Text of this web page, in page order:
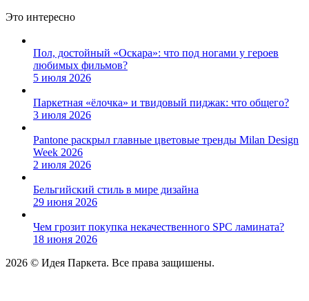
Это интересно
Пол, достойный «Оскара»: что под ногами у героев
любимых фильмов?
5 июля 2026
Паркетная «ёлочка» и твидовый пиджак: что общего?
3 июля 2026
Pantone раскрыл главные цветовые тренды Milan Design
Week 2026
2 июля 2026
Бельгийский стиль в мире дизайна
29 июня 2026
Чем грозит покупка некачественного SPC ламината?
18 июня 2026
2026 © Идея Паркета. Все права защишены.